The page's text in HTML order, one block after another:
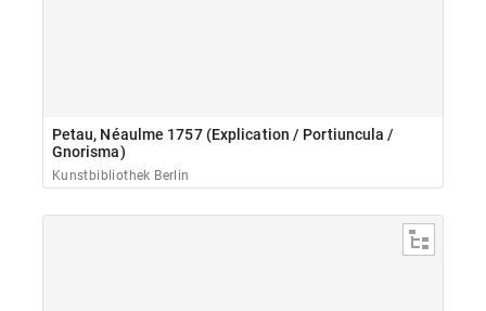
Petau, Néaulme 1757 (Explication / Portiuncula /
Gnorisma)
Kunstbibliothek Berlin